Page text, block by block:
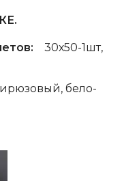
30х50-1шт,
бело-